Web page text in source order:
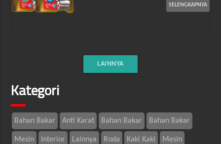
SELENGKAPNYA
LAINNYA
Kategori
Bahan Bakar Anti Karat Bahan Bakar Bahan Bakar
Mesin Interior Lainnya Roda Kaki Kaki Mesin